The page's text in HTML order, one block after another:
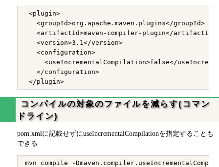
<plugin>
   <groupId>org.apache.maven.plugins</groupId>
   <artifactId>maven-compiler-plugin</artifactId>
   <version>3.1</version>
   <configuration>
<useIncrementalCompilation>false</
   </configuration>
コンパイルの対象のファイルを減らす(コマン
ドライン)
pom.xmlに記載せずにuseIncrementalCompilationを指定することも
できる